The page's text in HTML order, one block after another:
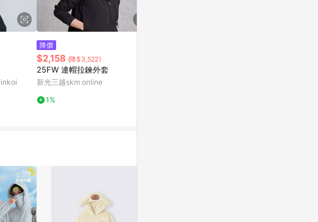
降價
$2,158 (降$3,522)
25FW 連帽拉鍊外套
新光三越skm online
1%